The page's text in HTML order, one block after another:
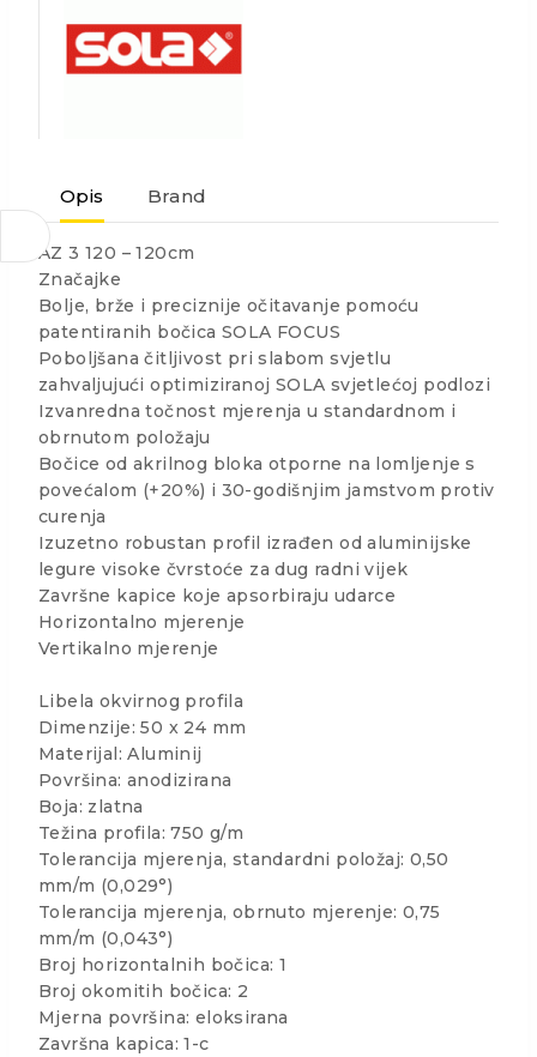
Opis Brand
AZ 3 120 – 120cm
Značajke
Bolje, brže i preciznije očitavanje pomoću
patentiranih bočica SOLA FOCUS
Poboljšana čitljivost pri slabom svjetlu
zahvaljujući optimiziranoj SOLA svjetlećoj podlozi
Izvanredna točnost mjerenja u standardnom i
obrnutom položaju
Bočice od akrilnog bloka otporne na lomljenje s
povećalom (+20%) i 30-godišnjim jamstvom protiv
curenja
Izuzetno robustan profil izrađen od aluminijske
legure visoke čvrstoće za dug radni vijek
Završne kapice koje apsorbiraju udarce
Horizontalno mjerenje
Vertikalno mjerenje
Libela okvirnog profila
Dimenzije: 50 x 24 mm
Materijal: Aluminij
Površina: anodizirana
Boja: zlatna
Težina profila: 750 g/m
Tolerancija mjerenja, standardni položaj: 0,50
mm/m (0,029°)
Tolerancija mjerenja, obrnuto mjerenje: 0,75
mm/m (0,043°)
Broj horizontalnih bočica: 1
Broj okomitih bočica: 2
Mjerna površina: eloksirana
Završna kapica: 1-c